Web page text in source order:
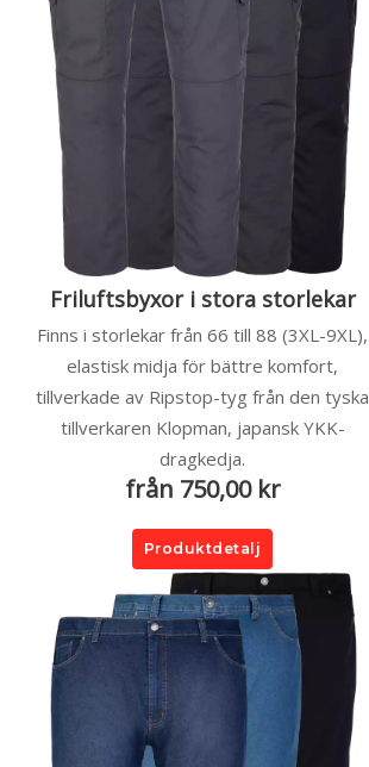
Friluftsbyxor i stora storlekar
Finns i storlekar från 66 till 88 (3XL-9XL),
elastisk midja för bättre komfort,
tillverkade av Ripstop-tyg från den tyska
tillverkaren Klopman, japansk YKK-
dragkedja.
från 750,00 kr
Produktdetalj